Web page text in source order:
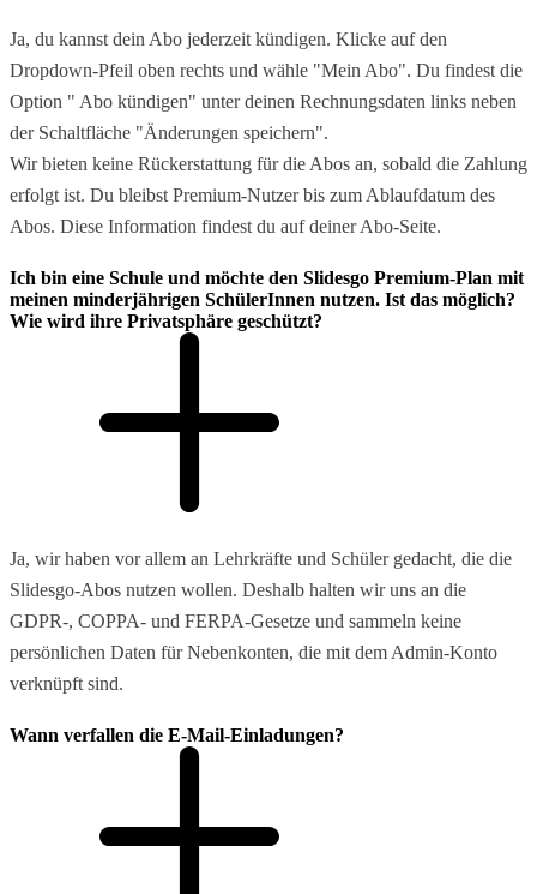
Ja, du kannst dein Abo jederzeit kündigen. Klicke auf den
Dropdown-Pfeil oben rechts und wähle "Mein Abo". Du findest die
Option " Abo kündigen" unter deinen Rechnungsdaten links neben
der Schaltfläche "Änderungen speichern".
Wir bieten keine Rückerstattung für die Abos an, sobald die Zahlung
erfolgt ist. Du bleibst Premium-Nutzer bis zum Ablaufdatum des
Abos. Diese Information findest du auf deiner Abo-Seite.
Ich bin eine Schule und möchte den Slidesgo Premium-Plan mit
meinen minderjährigen SchülerInnen nutzen. Ist das möglich?
Wie wird ihre Privatsphäre geschützt?
Ja, wir haben vor allem an Lehrkräfte und Schüler gedacht, die die
Slidesgo-Abos nutzen wollen. Deshalb halten wir uns an die
GDPR-, COPPA- und FERPA-Gesetze und sammeln keine
persönlichen Daten für Nebenkonten, die mit dem Admin-Konto
verknüpft sind.
Wann verfallen die E-Mail-Einladungen?